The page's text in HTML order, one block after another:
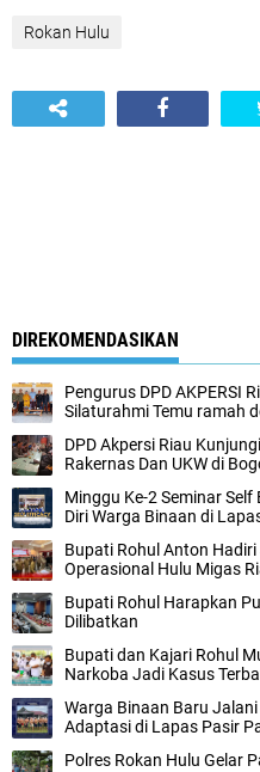
Rokan Hulu
DIREKOMENDASIKAN
Pengurus DPD AKPERSI
Silaturahmi Temu ramah
DPD Akpersi Riau
Rakernas Dan UKW di
Minggu Ke-2 Seminar
Diri Warga Binaan di
Bupati Rohul Anton
Operasional Hulu Migas
Bupati Rohul Harapkan
Dilibatkan
Bupati dan Kajari Rohul
Narkoba Jadi Kasus
Warga Binaan Baru
Adaptasi di Lapas Pasir
Polres Rokan Hulu Gelar